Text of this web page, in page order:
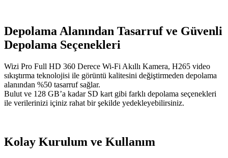
Depolama Alanından Tasarruf ve Güvenli
Depolama Seçenekleri
Wizi Pro Full HD 360 Derece Wi-Fi Akıllı Kamera, H265 video
sıkıştırma teknolojisi ile görüntü kalitesini değiştirmeden depolama
alanından %50 tasarruf sağlar.
Bulut ve 128 GB’a kadar SD kart gibi farklı depolama seçenekleri
ile verilerinizi içiniz rahat bir şekilde yedekleyebilirsiniz.
Kolay Kurulum ve Kullanım